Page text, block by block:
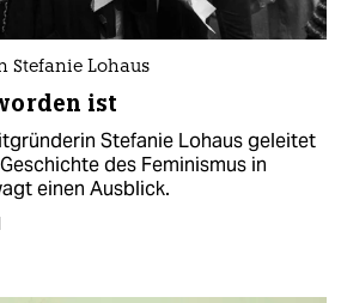
Stefanie Lohaus
ist
Stefanie Lohaus geleitet
des Feminismus in
einen Ausblick.